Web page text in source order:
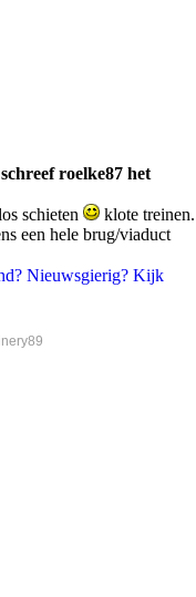
roelke87 het
schieten
klote treinen.
een hele brug/viaduct
Nieuwsgierig? Kijk